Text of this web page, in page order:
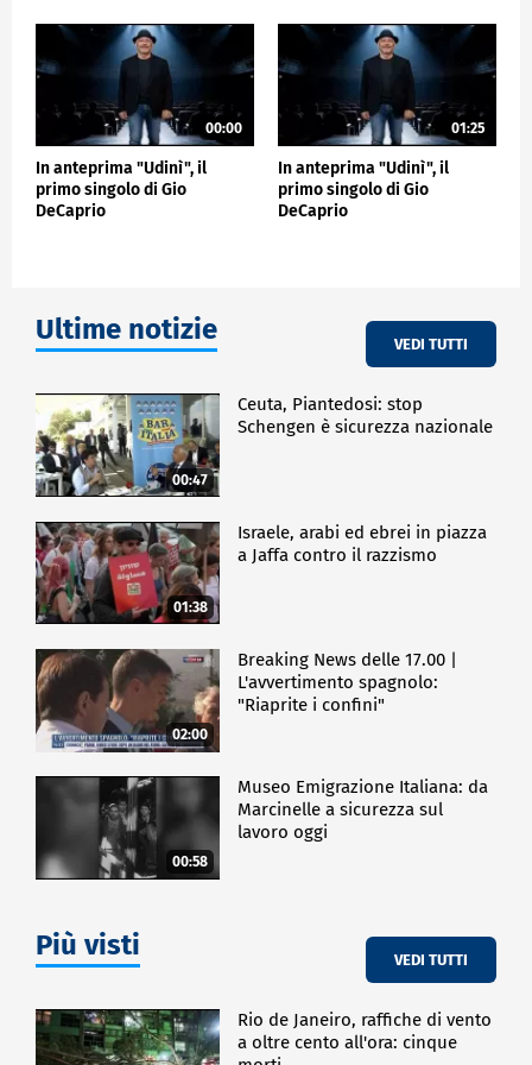
SPETTACOLO
00:00
In anteprima "Udinì", il
primo singolo di Gio
DeCaprio
01:25
In anteprima "Udinì", il
primo singolo di Gio
DeCaprio
Ultime notizie VEDI TUTTI
00:47
Ceuta, Piantedosi: stop
Schengen è sicurezza nazionale
01:38
Israele, arabi ed ebrei in piazza
a Jaffa contro il razzismo
02:00
Breaking News delle 17.00 |
L'avvertimento spagnolo:
"Riaprite i confini"
00:58
Museo Emigrazione Italiana: da
Marcinelle a sicurezza sul
lavoro oggi
Più visti VEDI TUTTI
Rio de Janeiro, raffiche di vento
a oltre cento all'ora: cinque